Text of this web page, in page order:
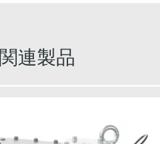
関連製品